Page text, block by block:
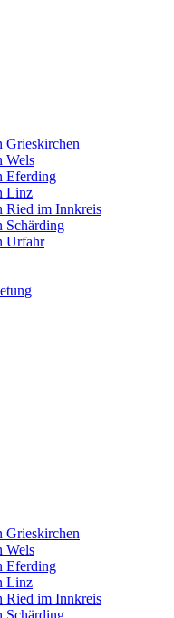
Grieskirchen
Wels
Eferding
Linz
Ried im Innkreis
Schärding
Urfahr
Grieskirchen
Wels
Eferding
Linz
Ried im Innkreis
Schärding